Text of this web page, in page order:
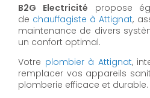
B2G Electricité propose
de chauffagiste à Attignat,
maintenance de divers
un confort optimal.
Votre plombier à Attignat,
remplacer vos appareils
plomberie efficace et durable.